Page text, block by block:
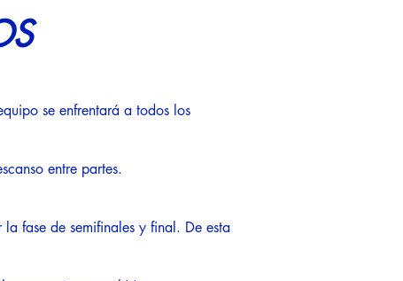
se enfrentará a todos los
entre partes.
fase de semifinales y final. De esta